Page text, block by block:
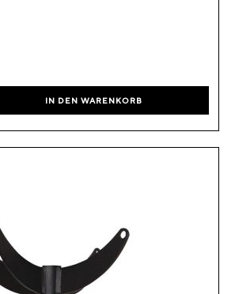
IN DEN WARENKORB